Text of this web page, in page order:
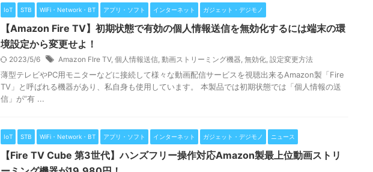
IoT STB WiFi・Network・BT アプリ・ソフト インターネット ガジェット・デジモノ
【Amazon Fire TV】初期状態で有効の個人情報送信を無効化するには端末の環
境設定から変更せよ！
2023/5/6 Amazon FIre TV, 個人情報送信, 動画ストリーミング機器, 無効化, 設定変更方法
薄型テレビやPC用モニターなどに接続して様々な動画配信サービスを視聴出来るAmazon製「Fire
TV」と呼ばれる機器があり、私自身も使用しています。 本製品では初期状態では「個人情報の送
信」が”有 ...
IoT STB WiFi・Network・BT アプリ・ソフト インターネット ガジェット・デジモノ ニュース
【Fire TV Cube 第3世代】ハンズフリー操作対応Amazon製最上位動画ストリ